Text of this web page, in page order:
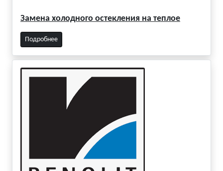
Замена холодного остекления на теплое
Подробнее